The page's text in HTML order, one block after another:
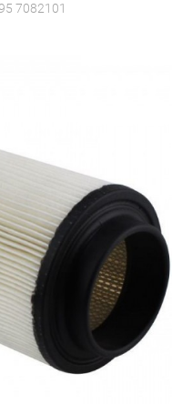
7082101